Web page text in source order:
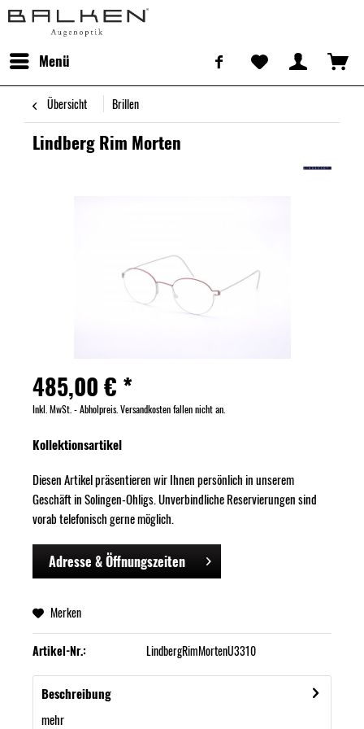
Menü
Übersicht Brillen
Lindberg Rim Morten
485,00 € *
Inkl. MwSt. - Abholpreis. Versandkosten fallen nicht an.
Kollektionsartikel
Diesen Artikel präsentieren wir Ihnen persönlich in unserem
Geschäft in Solingen-Ohligs. Unverbindliche Reservierungen sind
vorab telefonisch gerne möglich.
Adresse & Öffnungszeiten
Merken
Artikel-Nr.: LindbergRimMortenU3310
Beschreibung
mehr